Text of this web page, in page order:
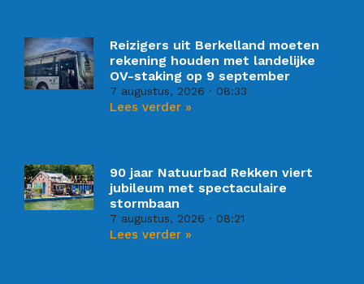
Reizigers uit Berkelland moeten
rekening houden met landelijke
OV-staking op 9 september
7 augustus, 2026 08:33
Lees verder »
90 jaar Natuurbad Rekken viert
jubileum met spectaculaire
stormbaan
7 augustus, 2026 08:21
Lees verder »